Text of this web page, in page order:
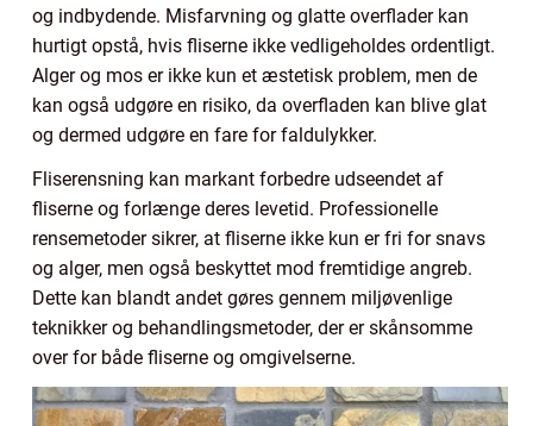
og indbydende. Misfarvning og glatte overflader kan
hurtigt opstå, hvis fliserne ikke vedligeholdes ordentligt.
Alger og mos er ikke kun et æstetisk problem, men de
kan også udgøre en risiko, da overfladen kan blive glat
og dermed udgøre en fare for faldulykker.
Fliserensning kan markant forbedre udseendet af
fliserne og forlænge deres levetid. Professionelle
rensemetoder sikrer, at fliserne ikke kun er fri for snavs
og alger, men også beskyttet mod fremtidige angreb.
Dette kan blandt andet gøres gennem miljøvenlige
teknikker og behandlingsmetoder, der er skånsomme
over for både fliserne og omgivelserne.